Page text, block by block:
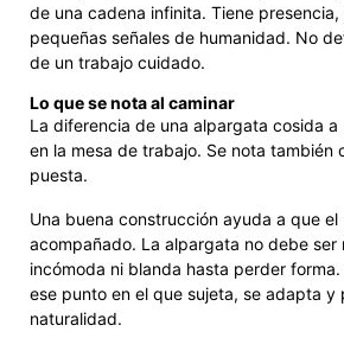
de una cadena infinita. Tiene
pequeñas señales de humanidad. No
de un trabajo cuidado.
Lo que se nota al caminar
La diferencia de una alpargata cosida a
en la mesa de trabajo. Se nota también
puesta.
Una buena construcción ayuda a que el
acompañado. La alpargata no debe ser
incómoda ni blanda hasta perder
ese punto en el que sujeta, se adapta y
naturalidad.